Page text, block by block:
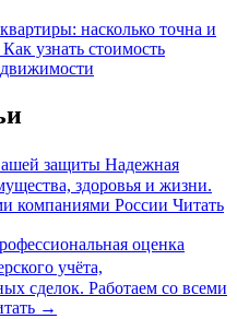
насколько точна и
Как узнать стоимость
защиты Надежная
здоровья и жизни.
компаниями России Читать
оценка
учёта,
сделок. Работаем со всеми
→